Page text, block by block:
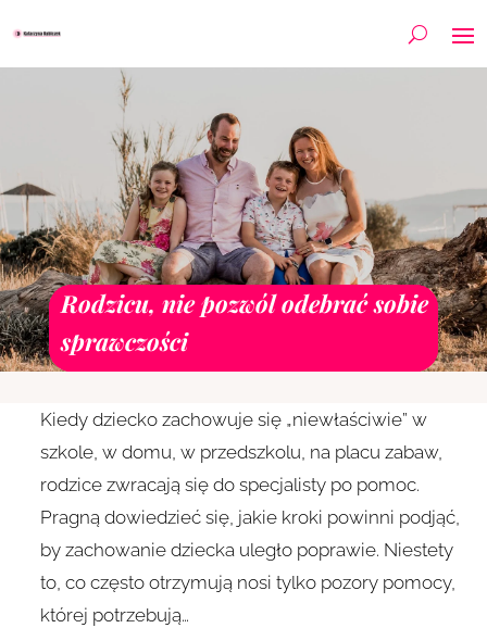
Rodzicu, nie pozwól odebrać sobie
sprawczości
Kiedy dziecko zachowuje się „niewłaściwie” w
szkole, w domu, w przedszkolu, na placu zabaw,
rodzice zwracają się do specjalisty po pomoc.
Pragną dowiedzieć się, jakie kroki powinni podjąć,
by zachowanie dziecka uległo poprawie. Niestety
to, co często otrzymują nosi tylko pozory pomocy,
której potrzebują…